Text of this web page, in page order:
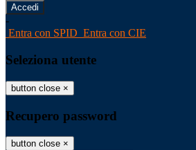
-
Entra con SPID Entra con CIE
Seleziona utente
button close ×
Recupero password
button close ×